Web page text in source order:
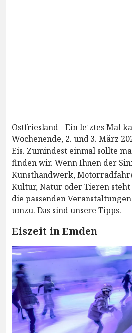
Ostfriesland - Ein letztes Mal
Wochenende, 2. und 3. März
Eis. Zumindest einmal sollte
finden wir. Wenn Ihnen der
Kunsthandwerk,
Kultur, Natur oder Tieren steht
die passenden
umzu. Das sind unsere Tipps.
Eiszeit in Emden